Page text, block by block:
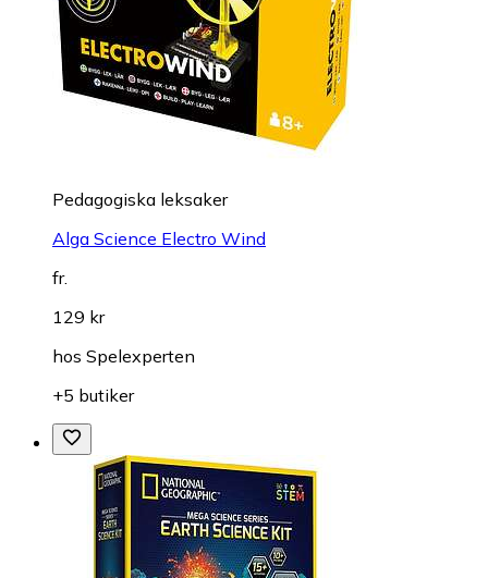
Pedagogiska leksaker
Alga Science Electro Wind
fr.
129 kr
hos Spelexperten
+5 butiker